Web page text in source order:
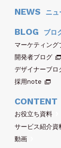
NEWS ニュ
BLOG ブロ
マーケティング
開発者ブログ
デザイナーブロ
採用note
CONTENT
お役立ち資料
サービス紹介資
動画